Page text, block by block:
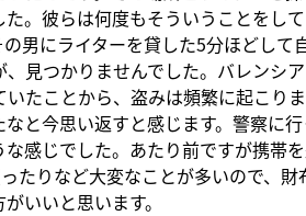
。彼らは何度もそういうことをし
男にライターを貸した5分ほどして
見つかりませんでした。バレンシ
たことから、盗みは頻繁に起こり
と今思い返すと感じます。警察に
感じでした。あたり前ですが携帯
たりなど大変なことが多いので、財
いいと思います。